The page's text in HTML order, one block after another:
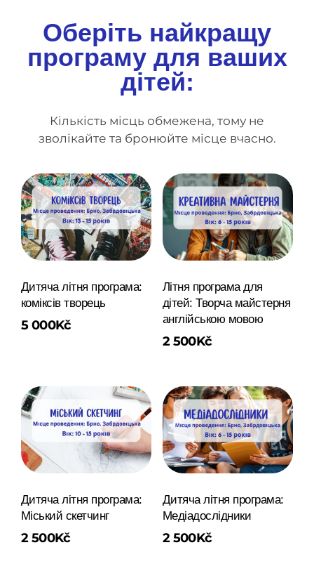
Оберіть найкращу
програму для ваших
дітей:
Кількість місць обмежена, тому не
зволікайте та бронюйте місце вчасно.
Дитяча літня програма:
коміксів творець
5 000Kč
Літня програма для
дітей: Творча майстерня
англійською мовою
2 500Kč
Дитяча літня програма:
Міський скетчинг
2 500Kč
Дитяча літня програма:
Медіадослідники
2 500Kč